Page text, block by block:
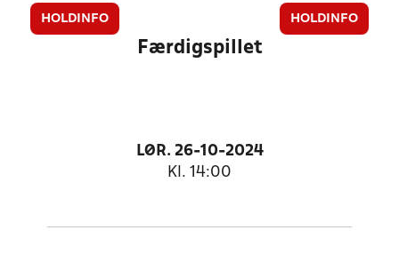
HOLDINFO HOLDINFO
Færdigspillet
LØR. 26-10-2024
Kl. 14:00